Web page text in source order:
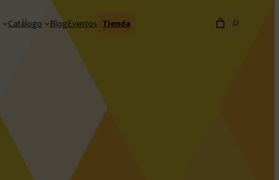
Catálogo BlogEventos Tienda